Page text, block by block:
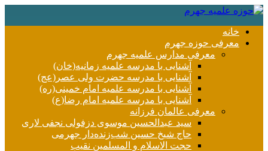
خانه
معرفی حوزه جهرم
معرفی مدارس علمیه جهرم
آشنایی با مدرسه علمیه زمانیه(خان)
آشنایی با مدرسه حضرت ولی عصر(عج)
آشنایی با مدرسه علمیه امام خمینی(ره)
آشنایی با مدرسه علمیه امام رضا(ع)
معرفی عالمان فرزانه
سید عبدالحسین موسوی دزفولی نجفی لاری
حاج شیخ حسین شب‌زنده‌دار جهرمی
حجت الاسلام و المسلمین نقیب